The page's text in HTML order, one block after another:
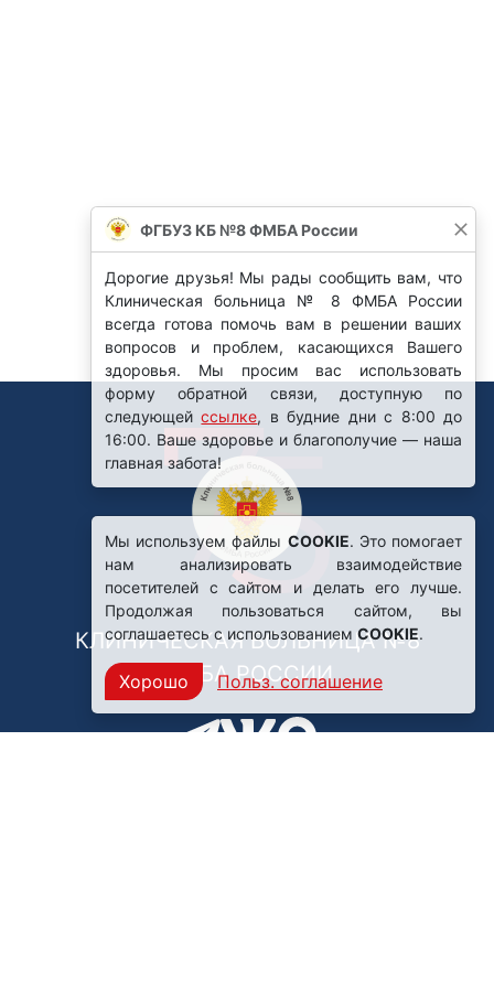
КЛИНИЧЕСКАЯ БОЛЬНИЦА №8
ФМБА РОССИИ
ФГБУЗ КБ №8 ФМБА России
Дорогие друзья! Мы рады сообщить вам, что
Клиническая больница № 8 ФМБА России
всегда готова помочь вам в решении ваших
вопросов и проблем, касающихся Вашего
здоровья. Мы просим вас использовать
форму обратной связи, доступную по
следующейссылке, в будние дни с 8:00 до
16:00. Ваше здоровье и благополучие — наша
главная забота!
Мы используем файлы COOKIE. Это помогает
нам анализировать взаимодействие
посетителей с сайтом и делать его лучше.
Продолжая пользоваться сайтом, вы
соглашаетесь с использованиемCOOKIE.
Хорошо Польз. соглашение